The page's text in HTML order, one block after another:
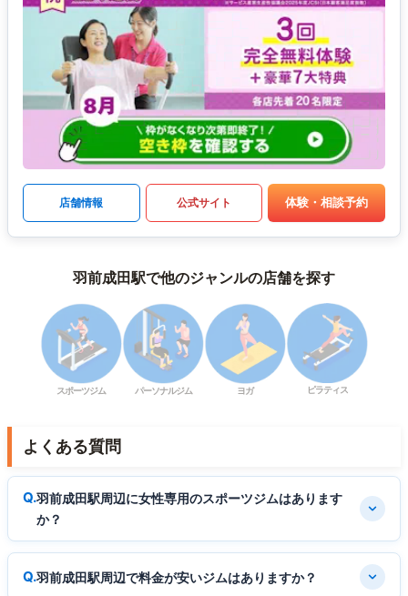
店舗情報 公式サイト 体験・相談予約
羽前成田駅で他のジャンルの店舗を探す
スポーツジム パーソナルジム ヨガ ピラティス
よくある質問
羽前成田駅周辺に女性専用のスポーツジムはあります
か？
羽前成田駅周辺で料金が安いジムはありますか？